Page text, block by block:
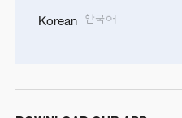
Korean 한국어